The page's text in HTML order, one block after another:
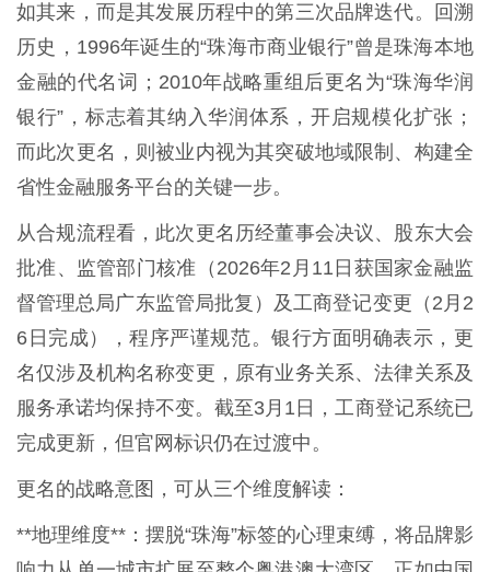
如其来，而是其发展历程中的第三次品牌迭代。回溯
历史，1996年诞生的“珠海市商业银行”曾是珠海本地
金融的代名词；2010年战略重组后更名为“珠海华润
银行”，标志着其纳入华润体系，开启规模化扩张；
而此次更名，则被业内视为其突破地域限制、构建全
省性金融服务平台的关键一步。
从合规流程看，此次更名历经董事会决议、股东大会
批准、监管部门核准（2026年2月11日获国家金融监
督管理总局广东监管局批复）及工商登记变更（2月2
6日完成），程序严谨规范。银行方面明确表示，更
名仅涉及机构名称变更，原有业务关系、法律关系及
服务承诺均保持不变。截至3月1日，工商登记系统已
完成更新，但官网标识仍在过渡中。
更名的战略意图，可从三个维度解读：
**地理维度**：摆脱“珠海”标签的心理束缚，将品牌影